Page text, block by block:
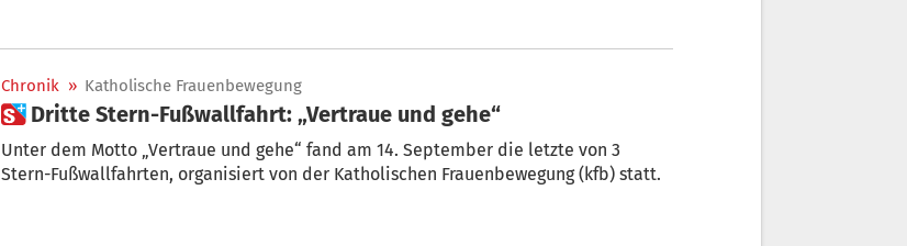
Chronik » Katholische Frauenbewegung
 Dritte Stern-Fußwallfahrt: „Vertraue und gehe“
Unter dem Motto „Vertraue und gehe“ fand am 14. September die letzte von 3
Stern-Fußwallfahrten, organisiert von der Katholischen Frauenbewegung (kfb) statt.